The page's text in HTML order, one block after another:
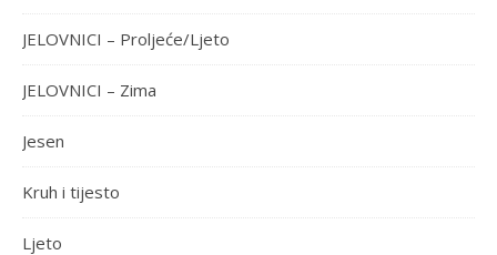
JELOVNICI – Proljeće/Ljeto
JELOVNICI – Zima
Jesen
Kruh i tijesto
Ljeto